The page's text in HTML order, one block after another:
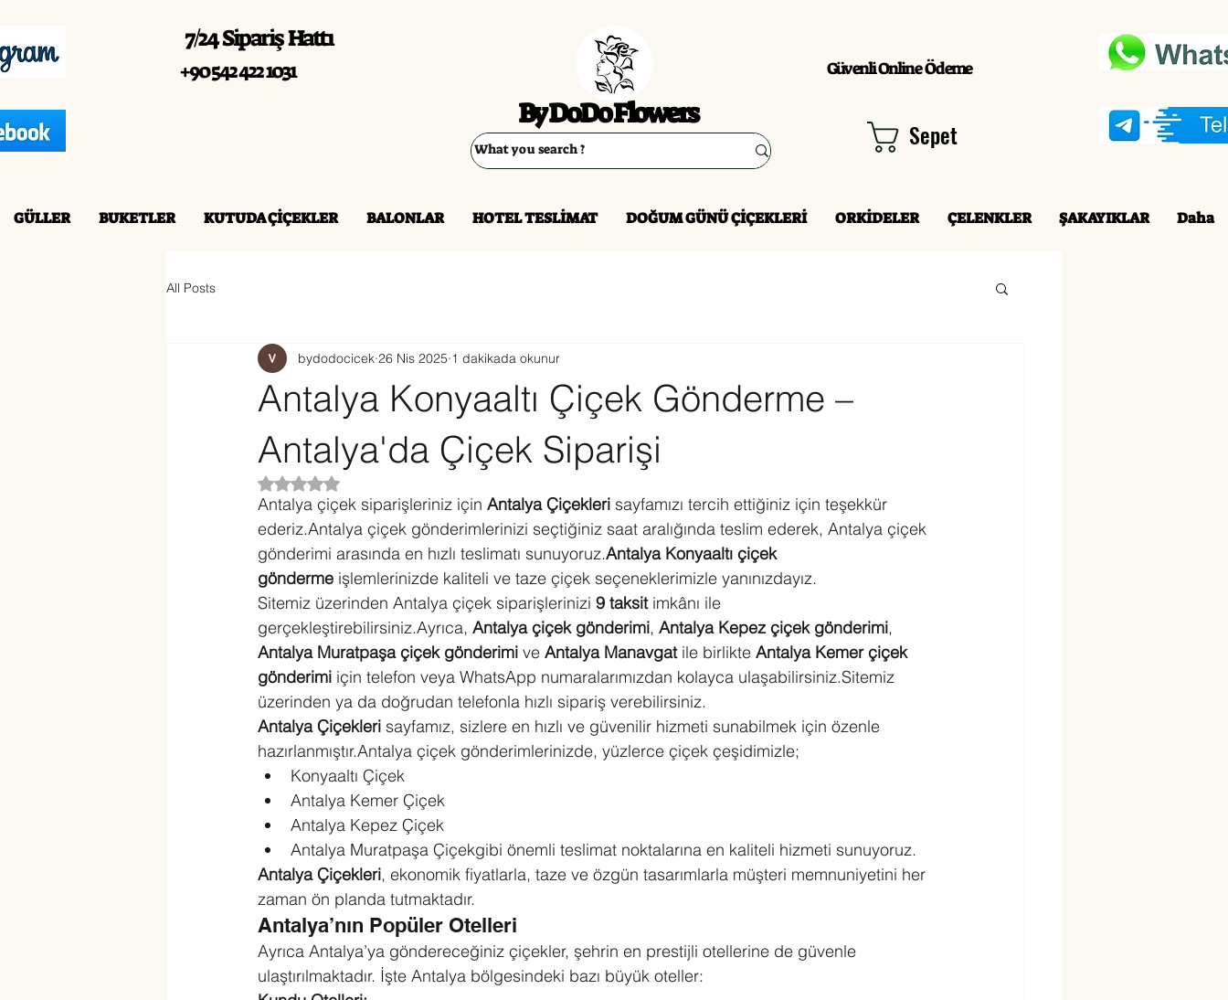
7/24 Sipariş Hattı
+90 542 422 1031
By DoDo Flowers
Güvenli Online Ödeme
Sepet
GÜLLER BUKETLER KUTUDA ÇİÇEKLER BALONLAR HOTEL TESLİMAT DOĞUM GÜNÜ ÇİÇEKLERİ ORKİDELER ÇELENKLER ŞAKAYIKLAR Daha
All Posts
Antalya Konyaaltı Çiçek Gönderme –
Antalya'da Çiçek Siparişi
bydodocicek 26 Nis 2025 1 dakikada okunur
5 üzerinden NaN yıldız
Antalya çiçek siparişleriniz için Antalya Çiçekleri sayfamızı tercih ettiğiniz için teşekkür
ederiz.Antalya çiçek gönderimlerinizi seçtiğiniz saat aralığında teslim ederek, Antalya çiçek
gönderimi arasında en hızlı teslimatı sunuyoruz.Antalya Konyaaltı çiçek
gönderme işlemlerinizde kaliteli ve taze çiçek seçeneklerimizle yanınızdayız.
Sitemiz üzerinden Antalya çiçek siparişlerinizi 9 taksit imkânı ile
gerçekleştirebilirsiniz.Ayrıca, Antalya çiçek gönderimi, Antalya Kepez çiçek gönderimi,
Antalya Muratpaşa çiçek gönderimi ve Antalya Manavgat ile birlikte Antalya Kemer çiçek
gönderimi için telefon veya WhatsApp numaralarımızdan kolayca ulaşabilirsiniz.Sitemiz
üzerinden ya da doğrudan telefonla hızlı sipariş verebilirsiniz.
Antalya Çiçekleri sayfamız, sizlere en hızlı ve güvenilir hizmeti sunabilmek için özenle
hazırlanmıştır.Antalya çiçek gönderimlerinizde, yüzlerce çiçek çeşidimizle;
Konyaaltı Çiçek
Antalya Kemer Çiçek
Antalya Kepez Çiçek
Antalya Muratpaşa Çiçekgibi önemli teslimat noktalarına en kaliteli hizmeti sunuyoruz.
Antalya Çiçekleri, ekonomik fiyatlarla, taze ve özgün tasarımlarla müşteri memnuniyetini her
zaman ön planda tutmaktadır.
Antalya’nın Popüler Otelleri
Ayrıca Antalya’ya göndereceğiniz çiçekler, şehrin en prestijli otellerine de güvenle
ulaştırılmaktadır. İşte Antalya bölgesindeki bazı büyük oteller: